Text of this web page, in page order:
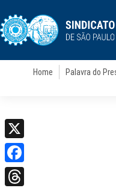
Home Palavra do
X
Facebook